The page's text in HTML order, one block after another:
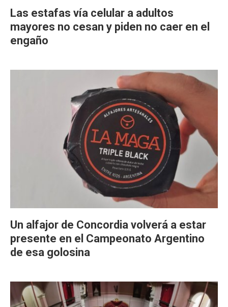
Las estafas vía celular a adultos
mayores no cesan y piden no caer en el
engaño
Un alfajor de Concordia volverá a estar
presente en el Campeonato Argentino
de esa golosina